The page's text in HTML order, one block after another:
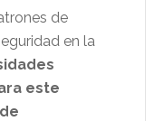
de
en la
este